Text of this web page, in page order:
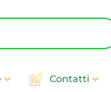
Contatti